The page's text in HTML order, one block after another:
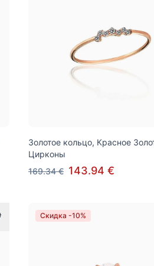
Золотое кольцо, Красное
Цирконы
169.34 € 143.94 €
Скидка -10%